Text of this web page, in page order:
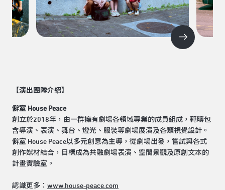
【演出團隊介紹】
僻室 House Peace
創立於2018年，由一群擁有劇場各領域專業的成員組成，範疇包
含導演、表演、舞台、燈光、服裝等劇場展演及各類視覺設計。
僻室 House Peace以多元創意為主導，從劇場出發，嘗試與各式
創作媒材結合，目標成為共融劇場表演、空間景觀及原創文本的
計畫實驗室。
認識更多： www.house-peace.com